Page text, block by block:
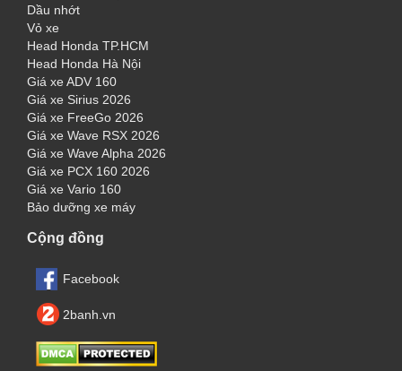
Dầu nhớt
Vỏ xe
Head Honda TP.HCM
Head Honda Hà Nội
Giá xe ADV 160
Giá xe Sirius 2026
Giá xe FreeGo 2026
Giá xe Wave RSX 2026
Giá xe Wave Alpha 2026
Giá xe PCX 160 2026
Giá xe Vario 160
Bảo dưỡng xe máy
Cộng đồng
Facebook
2banh.vn